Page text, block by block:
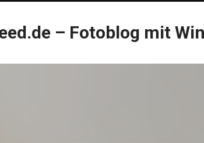
– Fotoblog mit